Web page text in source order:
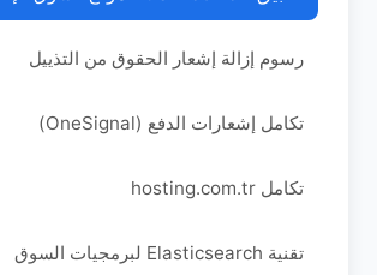
رسوم إزالة إشعار الحقوق من التذييل
تكامل إشعارات الدفع (OneSignal)
تكامل hosting.com.tr
تقنية Elasticsearch لبرمجيات السوق